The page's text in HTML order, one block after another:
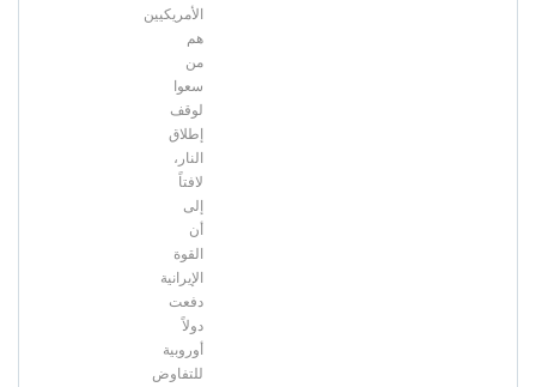
الأمريكيين
هم
من
سعوا
لوقف
إطلاق
النار،
لافتاً
إلى
أن
القوة
الإيرانية
دفعت
دولاً
أوروبية
للتفاوض